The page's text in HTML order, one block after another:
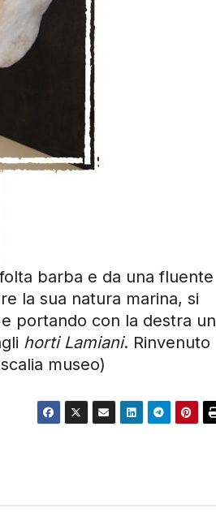
barba e da una fluente
la sua natura marina, si
portando con la destra un
horti Lamiani. Rinvenuto
museo)